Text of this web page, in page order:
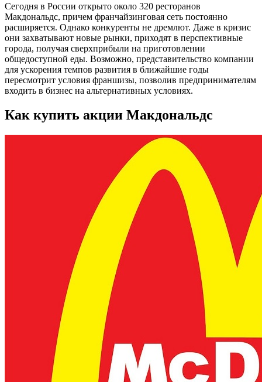
Сегодня в России открыто около 320 ресторанов
Макдональдс, причем франчайзинговая сеть постоянно
расширяется. Однако конкуренты не дремлют. Даже в кризис
они захватывают новые рынки, приходят в перспективные
города, получая сверхприбыли на приготовлении
общедоступной еды. Возможно, представительство компании
для ускорения темпов развития в ближайшие годы
пересмотрит условия франшизы, позволив предпринимателям
входить в бизнес на альтернативных условиях.
Как купить акции Макдональдс